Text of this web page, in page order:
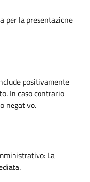
per la presentazione
positivamente
In caso contrario
negativo.
La